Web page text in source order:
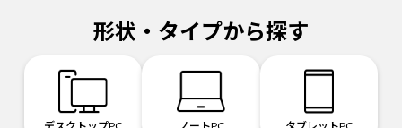
形状・タイプから探す